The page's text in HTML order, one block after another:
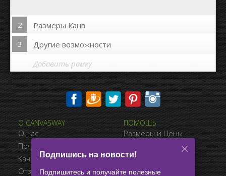
2
Размеры Канв
3
Другие возможности
Печать на сторонах канвы:
Нет
Расстояние между фото:
Расстояние до краёв:
Добавить рамку
О CANVASWAY
О нас
Почему CanvasWay.com
Качество Продукта
Отзывы Клиентов
ПОМОЩЬ
Размеры и Цены
Доставка
Условия Продажи
Подпишись на новости!
Подпишитесь и получайте полезные